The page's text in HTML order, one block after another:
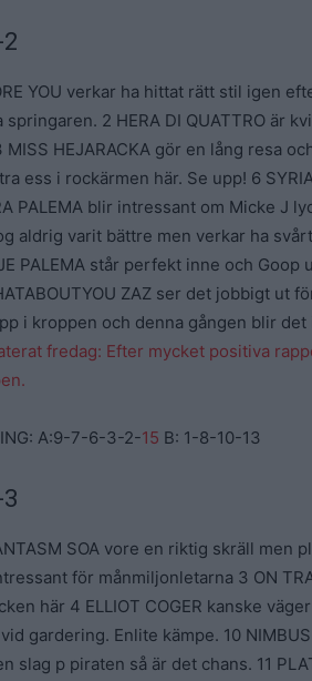
YOU verkar ha hittat rätt stil igen
springaren. 2 HERA DI QUATTRO är
MISS HEJARACKA gör en lång resa
ess i rockärmen här. Se upp! 6
PALEMA blir intressant om Micke J
aldrig varit bättre men verkar ha
PALEMA står perfekt inne och
ZAZ ser det jobbigt ut
i kroppen och denna gången blir
fredag: Efter mycket positiva
A:9-7-6-3-2-15 B: 1-8-10-13
SOA vore en riktig skräll men
för månmiljonletarna 3 ON
här 4 ELLIOT COGER kanske
gardering. Enlite kämpe. 10
slag p piraten så är det chans. 11